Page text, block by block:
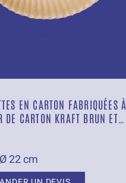
EN CARTON FABRIQUÉES À
DE CARTON KRAFT BRUN ET
Ø 22 cm